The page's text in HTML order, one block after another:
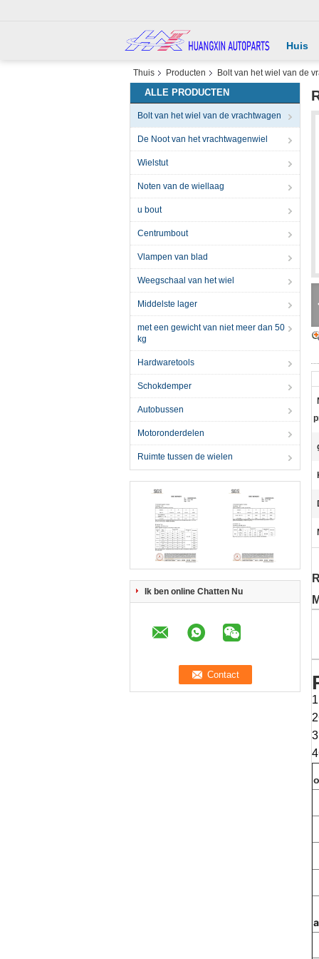
Huis
Thuis Producten Bolt van het wiel van de
ALLE PRODUCTEN
Bolt van het wiel van de vrachtwagen
De Noot van het vrachtwagenwiel
Wielstut
Noten van de wiellaag
u bout
Centrumbout
Vlampen van blad
Weegschaal van het wiel
Middelste lager
met een gewicht van niet meer dan 50
kg
Hardwaretools
Schokdemper
Autobussen
Motoronderdelen
Ruimte tussen de wielen
Ik ben online Chatten Nu